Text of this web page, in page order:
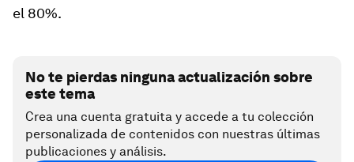
el 80%.
No te pierdas ninguna actualización sobre
este tema
Crea una cuenta gratuita y accede a tu colección
personalizada de contenidos con nuestras últimas
publicaciones y análisis.